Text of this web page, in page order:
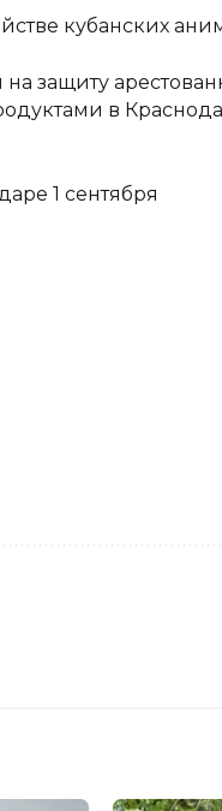
кубанских
защиту
в
1 сентября